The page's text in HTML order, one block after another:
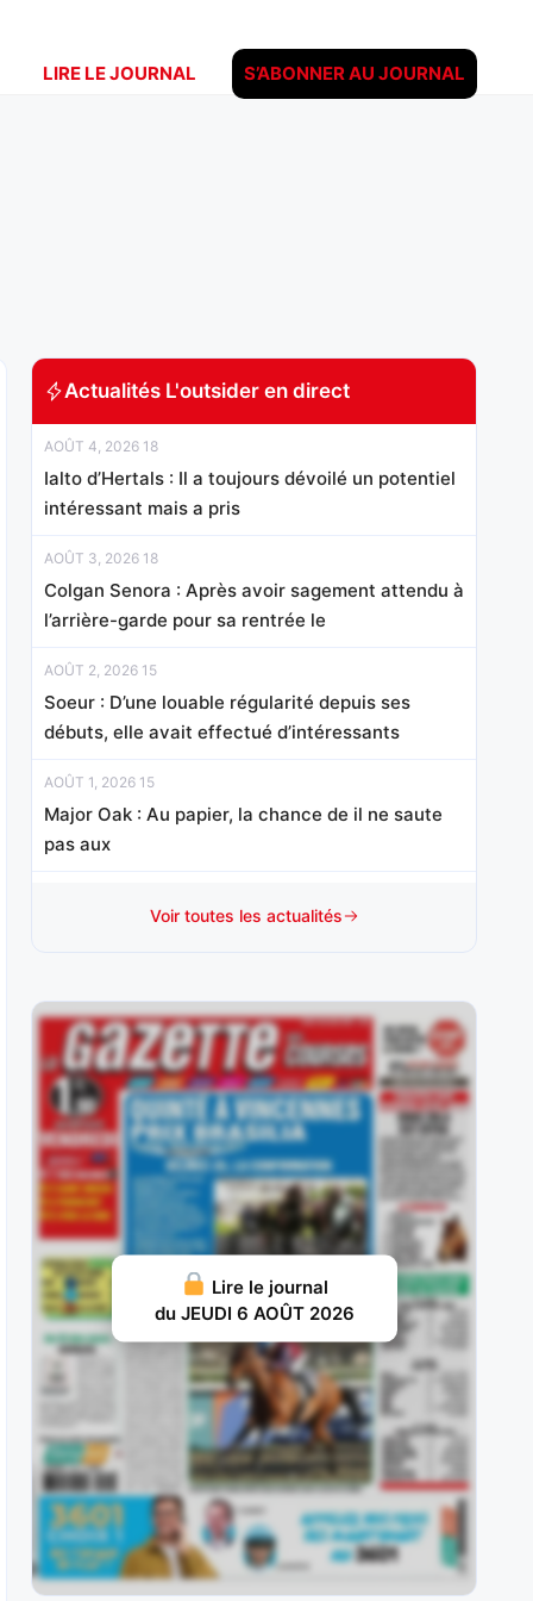
LIRE LE JOURNAL S’ABONNER AU JOURNAL
Actualités L'outsider en direct
AOÛT 4, 2026 18
Ialto d’Hertals : Il a toujours dévoilé un potentiel
intéressant mais a pris
AOÛT 3, 2026 18
Colgan Senora : Après avoir sagement attendu à
l’arrière-garde pour sa rentrée le
AOÛT 2, 2026 15
Soeur : D’une louable régularité depuis ses
débuts, elle avait effectué d’intéressants
AOÛT 1, 2026 15
Major Oak : Au papier, la chance de il ne saute
pas aux
Valdorcia : Elle a réalisé un probant début de
JUILLET 30, 2026 20
Iggypop d’Herfraie : Absent de décembre à mai,
il n’a pas tardé à
JUILLET 28, 2026 18
Jolivert du Gers : Ce fils de Bold Eagle est une
véritable rente pour
JUILLET 26, 2026 16
Charmino : Troisième de cette épreuve en 2024
en valeur 61, il
JUILLET 25, 2026 15
Nolito : Dans sa jeunesse, il a montré qu’il avait
JUILLET 20, 2026 19
Selvo : 3 SelvoAprès un début de carrière en
dents de scie,
JUILLET 19, 2026 16
Voir toutes les actualités
Lire le journal
du JEUDI 6 AOÛT 2026